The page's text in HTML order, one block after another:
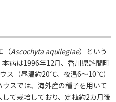
（Ascochyta aquilegiae）という
病は1996年12月、香川県詫間町
ス（昼温約20℃、夜温6～10℃）
スでは、海外産の種子を用いて
て栽培しており、定植約2カ月後